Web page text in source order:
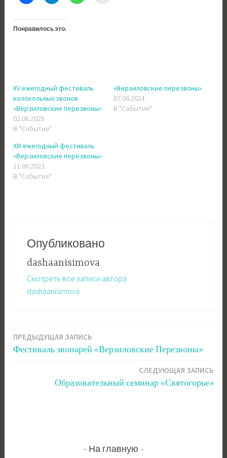
Понравилось это:
XV ежегодный фестиваль
колокольных звонов
«Верзиловские перезвоны»
02.06.2025
В "Событие"
«Верзиловские перезвоны»
07.06.2024
В "Событие"
XIII ежегодный фестиваль
«Верзиловские перезвоны»
11.06.2023
В "Событие"
Опубликовано
dashaanisimova
Смотреть все записи автора
dashaanisimova
Навигация
ПРЕДЫДУЩАЯ ЗАПИСЬ
Фестиваль звонарей «Верзиловские Перезвоны»
СЛЕДУЮЩАЯ ЗАПИСЬ
Образовательный семинар «Святогорье»
На главную